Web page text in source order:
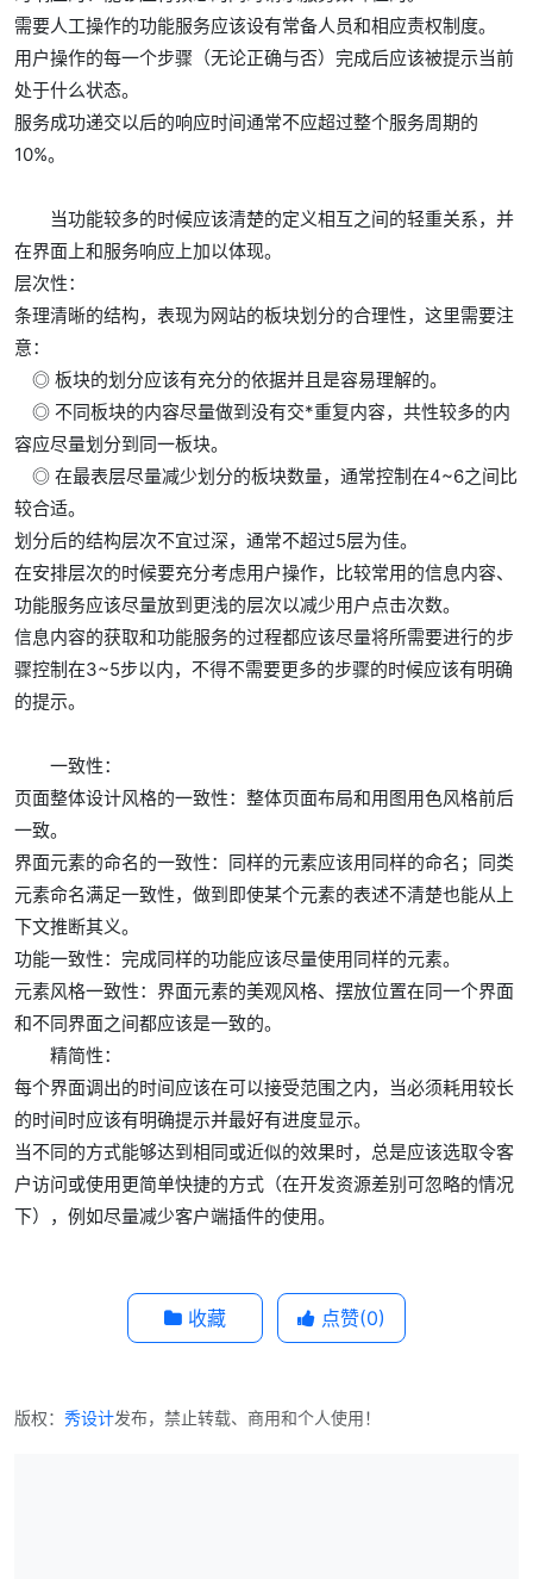
需要人工操作的功能服务应该设有常备人员和相应责权制度。
用户操作的每一个步骤（无论正确与否）完成后应该被提示当前
处于什么状态。
服务成功递交以后的响应时间通常不应超过整个服务周期的
10%。
当功能较多的时候应该清楚的定义相互之间的轻重关系，并
在界面上和服务响应上加以体现。
层次性：
条理清晰的结构，表现为网站的板块划分的合理性，这里需要注
意：
◎ 板块的划分应该有充分的依据并且是容易理解的。
◎ 不同板块的内容尽量做到没有交*重复内容，共性较多的内
容应尽量划分到同一板块。
◎ 在最表层尽量减少划分的板块数量，通常控制在4~6之间比
较合适。
划分后的结构层次不宜过深，通常不超过5层为佳。
在安排层次的时候要充分考虑用户操作，比较常用的信息内容、
功能服务应该尽量放到更浅的层次以减少用户点击次数。
信息内容的获取和功能服务的过程都应该尽量将所需要进行的步
骤控制在3~5步以内，不得不需要更多的步骤的时候应该有明确
的提示。
一致性：
页面整体设计风格的一致性：整体页面布局和用图用色风格前后
一致。
界面元素的命名的一致性：同样的元素应该用同样的命名；同类
元素命名满足一致性，做到即使某个元素的表述不清楚也能从上
下文推断其义。
功能一致性：完成同样的功能应该尽量使用同样的元素。
元素风格一致性：界面元素的美观风格、摆放位置在同一个界面
和不同界面之间都应该是一致的。
精简性：
每个界面调出的时间应该在可以接受范围之内，当必须耗用较长
的时间时应该有明确提示并最好有进度显示。
当不同的方式能够达到相同或近似的效果时，总是应该选取令客
户访问或使用更简单快捷的方式（在开发资源差别可忽略的情况
下），例如尽量减少客户端插件的使用。
收藏 点赞(0)
版权： 秀设计发布，禁止转载、商用和个人使用！